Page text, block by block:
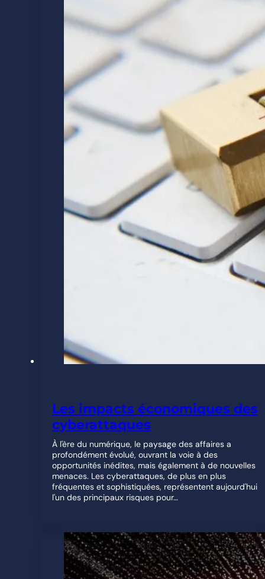
Les impacts économiques des
cyberattaques
À l'ère du numérique, le paysage des affaires a
profondément évolué, ouvrant la voie à des
opportunités inédites, mais également à de nouvelles
menaces. Les cyberattaques, de plus en plus
fréquentes et sophistiquées, représentent aujourd'hui
l'un des principaux risques pour…